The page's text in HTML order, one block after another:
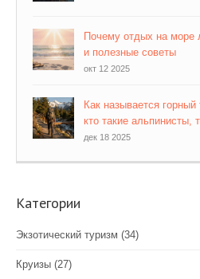
Почему отдых на море
и полезные советы
окт 12 2025
Как называется
кто такие альпинисты,
дек 18 2025
Категории
Экзотический туризм (34)
Круизы (27)